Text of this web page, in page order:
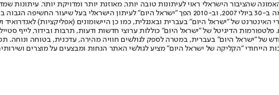
שהציבור הישראלי ראוי לעיתונות טובה יותר, מאוזנת יותר ומדויקת יותר. עיתונות
תשלום. המהדורה המודפסת הראשונה פורסמה ב-30 ביולי 2007, וב-2010 הפך "ישראל היום"
פלטפורמות הדיגיטל של "ישראל היום" כוללות ערוצי חדשות ודעות, תרבות ובידור, לייף
החדש של "ישראל היום" בעברית, במטרה לספק לגולשים חוויה מהירה, עדכנית, בטוחה
הייחודי "הקליקה של ישראל היום" מציע לגולשי האתר הנחות ומבצעים על מוצרים